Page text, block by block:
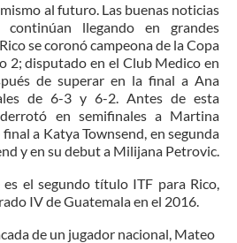
al futuro. Las buenas noticias
llegando en grandes
se coronó campeona de la Copa
2; disputado en el Club Medico en
de superar en la final a Ana
de 6-3 y 6-2. Antes de esta
en semifinales a Martina
a Katya Townsend, en segunda
y en su debut a Milijana Petrovic.
el segundo título ITF para Rico,
IV de Guatemala en el 2016.
de un jugador nacional, Mateo